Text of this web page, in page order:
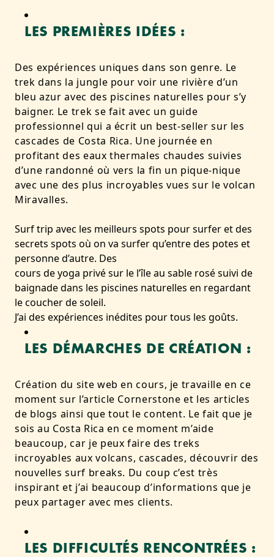
LES PREMIÈRES IDÉES :
Des expériences uniques dans son genre. Le
trek dans la jungle pour voir une rivière d’un
bleu azur avec des piscines naturelles pour s’y
baigner. Le trek se fait avec un guide
professionnel qui a écrit un best-seller sur les
cascades de Costa Rica. Une journée en
profitant des eaux thermales chaudes suivies
d’une randonné où vers la fin un pique-nique
avec une des plus incroyables vues sur le volcan
Miravalles.
Surf trip avec les meilleurs spots pour surfer et des
secrets spots où on va surfer qu’entre des potes et
personne d’autre. Des
cours de yoga privé sur le l’île au sable rosé suivi de
baignade dans les piscines naturelles en regardant
le coucher de soleil.
J’ai des expériences inédites pour tous les goûts.
LES DÉMARCHES DE CRÉATION :
Création du site web en cours, je travaille en ce
moment sur l’article Cornerstone et les articles
de blogs ainsi que tout le content. Le fait que je
sois au Costa Rica en ce moment m’aide
beaucoup, car je peux faire des treks
incroyables aux volcans, cascades, découvrir des
nouvelles surf breaks. Du coup c’est très
inspirant et j’ai beaucoup d’informations que je
peux partager avec mes clients.
LES DIFFICULTÉS RENCONTRÉES :